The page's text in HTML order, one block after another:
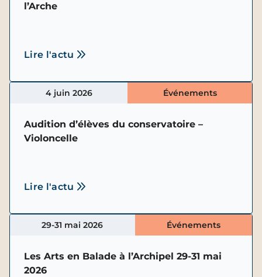
l’Arche
Lire l'actu
4 juin 2026 Événements
Audition d’élèves du conservatoire –
Violoncelle
Lire l'actu
29-31 mai 2026 Événements
Les Arts en Balade à l’Archipel 29-31 mai
2026